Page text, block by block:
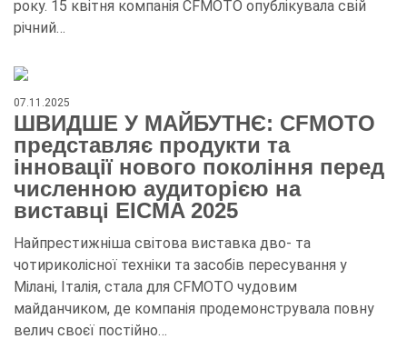
року. 15 квітня компанія CFMOTO опублікувала свій
річний…
07.11.2025
ШВИДШЕ У МАЙБУТНЄ: CFMOTO
представляє продукти та
інновації нового покоління перед
численною аудиторією на
виставці EICMA 2025
Найпрестижніша світова виставка дво- та
чотириколісної техніки та засобів пересування у
Мілані, Італія, стала для CFMOTO чудовим
майданчиком, де компанія продемонструвала повну
велич своєї постійно…